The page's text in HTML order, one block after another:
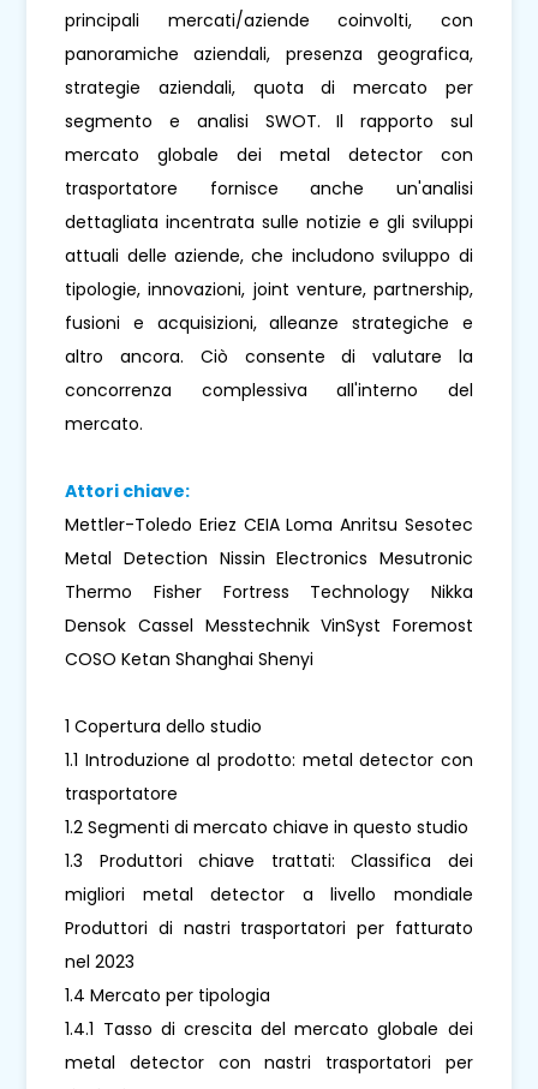
principali mercati/aziende coinvolti, con
panoramiche aziendali, presenza geografica,
strategie aziendali, quota di mercato per
segmento e analisi SWOT. Il rapporto sul
mercato globale dei metal detector con
trasportatore fornisce anche un'analisi
dettagliata incentrata sulle notizie e gli sviluppi
attuali delle aziende, che includono sviluppo di
tipologie, innovazioni, joint venture, partnership,
fusioni e acquisizioni, alleanze strategiche e
altro ancora. Ciò consente di valutare la
concorrenza complessiva all'interno del
mercato.
Attori chiave:
Mettler-Toledo Eriez CEIA Loma Anritsu Sesotec
Metal Detection Nissin Electronics Mesutronic
Thermo Fisher Fortress Technology Nikka
Densok Cassel Messtechnik VinSyst Foremost
COSO Ketan Shanghai Shenyi
1 Copertura dello studio
1.1 Introduzione al prodotto: metal detector con
trasportatore
1.2 Segmenti di mercato chiave in questo studio
1.3 Produttori chiave trattati: Classifica dei
migliori metal detector a livello mondiale
Produttori di nastri trasportatori per fatturato
nel 2023
1.4 Mercato per tipologia
1.4.1 Tasso di crescita del mercato globale dei
metal detector con nastri trasportatori per